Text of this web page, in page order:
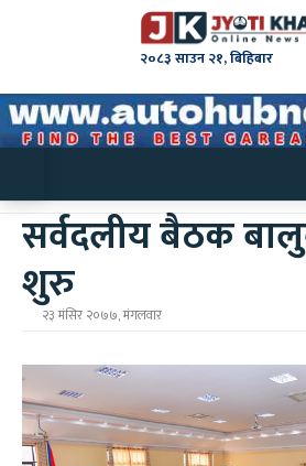
२०८३ साउन २१, बिहिबार
सर्वदलीय बैठक
शुरु
२३ मंसिर २०७७, मंगलवार